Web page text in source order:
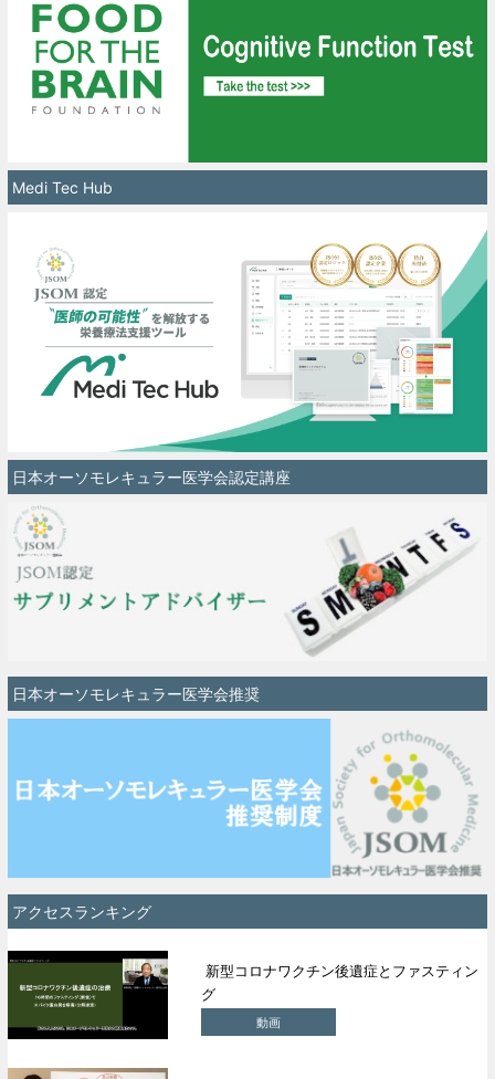
Medi Tec Hub
日本オーソモレキュラー医学会認定講座
日本オーソモレキュラー医学会推奨
アクセスランキング
新型コロナワクチン後遺症とファスティン
グ
動画